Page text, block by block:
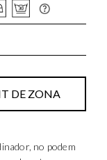
DE ZONA
no podem